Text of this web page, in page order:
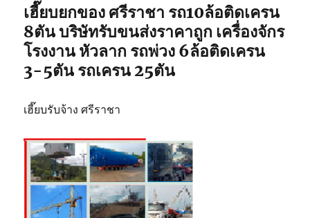
เฮี๊ยบยกของ ศรีราชา รถ10ล้อติดเครน
8ตัน บริษัทรับขนส่งราคาถูก เครื่องจักร
โรงงาน หัวลาก รถพ่วง 6ล้อติดเครน
3-5ตัน รถเครน 25ตัน
เฮี๊ยบรับจ้าง ศรีราชา